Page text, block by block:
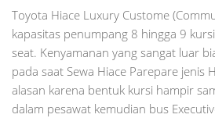
Toyota Hiace Luxury Custome
kapasitas penumpang 8 hingga 9
seat. Kenyamanan yang sangat luar
pada saat Sewa Hiace Parepare jenis
alasan karena bentuk kursi hampir
dalam pesawat kemudian bus